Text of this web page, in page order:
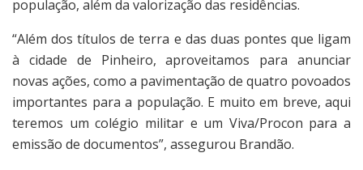
população, além da valorização das residências.
“Além dos títulos de terra e das duas pontes que ligam
à cidade de Pinheiro, aproveitamos para anunciar
novas ações, como a pavimentação de quatro povoados
importantes para a população. E muito em breve, aqui
teremos um colégio militar e um Viva/Procon para a
emissão de documentos”, assegurou Brandão.